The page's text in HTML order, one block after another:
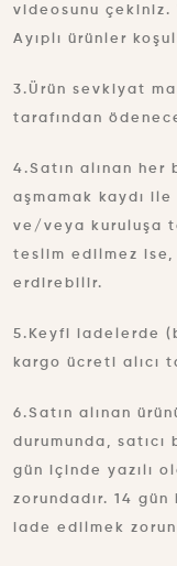
videosunu çekiniz.
Ayıplı ürünler
3.Ürün sevkiyat
tarafından
4.Satın alınan her
aşmamak kaydı
ve/veya kuruluşa
teslim edilmez ise,
erdirebilir.
5.Keyfi iadelerde
kargo ücreti alıcı
6.Satın alınan
durumunda,
gün içinde yazılı
zorundadır. 14
iade edilmek